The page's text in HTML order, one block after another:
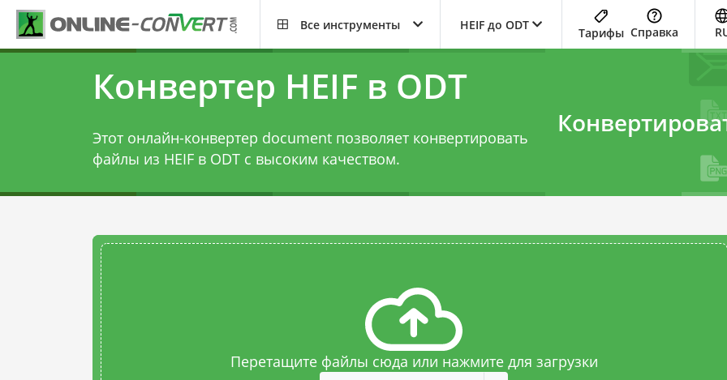
Все инструменты HEIF до ODT
Тарифы Справка
Конвертер HEIF в ODT
Этот онлайн-конвертер document позволяет конвертировать
файлы из HEIF в ODT с высоким качеством.
Перетащите файлы сюда или нажмите для загрузки